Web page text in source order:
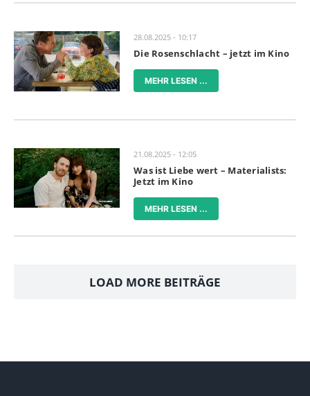
28.08.2025 - 10:17
Die Rosenschlacht – jetzt im Kino
MEHR LESEN ...
21.08.2025 - 12:05
Was ist Liebe wert – Materialists:
Jetzt im Kino
MEHR LESEN ...
LOAD MORE BEITRÄGE